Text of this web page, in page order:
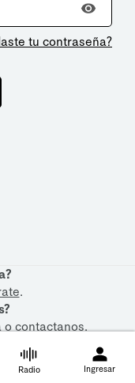
tu contraseña?
.
ocontactanos.
Radio Ingresar